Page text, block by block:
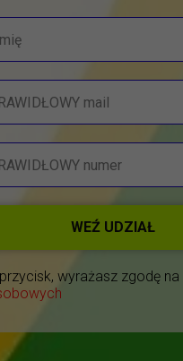
WEŹ UDZIAŁ
wyrażasz zgodę na